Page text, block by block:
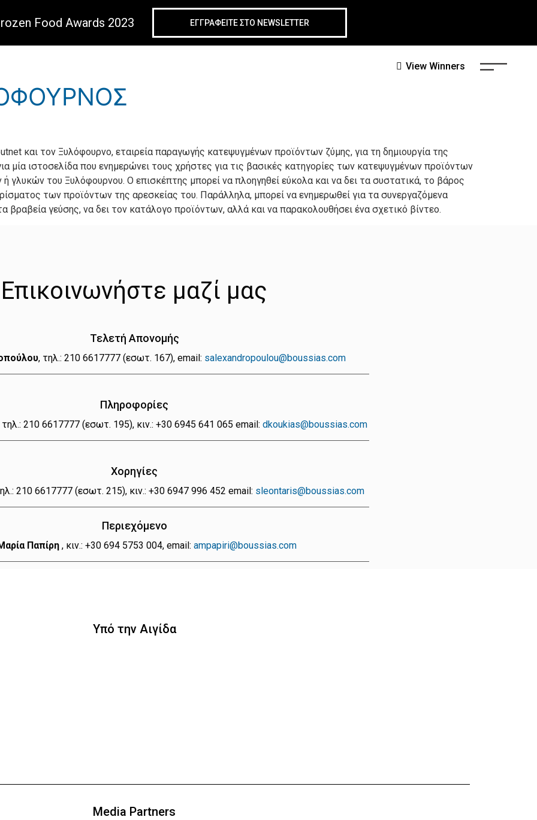
Food Awards 2023 ΕΓΓΡΑΦΕIΤΕ ΣΤΟ NEWSLETTER
View Winners
και τον Ξυλόφουρνο, εταιρεία παραγωγής κατεψυγμένων προϊόντων ζύμης, για τη δημιουργία της
μία ιστοσελίδα που ενημερώνει τους χρήστες για τις βασικές κατηγορίες των κατεψυγμένων προϊόντων
ή γλυκών του Ξυλόφουρνου. Ο επισκέπτης μπορεί να πλοηγηθεί εύκολα και να δει τα συστατικά, το βάρος
των προϊόντων της αρεσκείας του. Παράλληλα, μπορεί να ενημερωθεί για τα συνεργαζόμενα
βραβεία γεύσης, να δει τον κατάλογο προϊόντων, αλλά και να παρακολουθήσει ένα σχετικό βίντεο.
Επικοινωνήστε μαζί μας
Τελετή Απονομής
, τηλ.: 210 6617777 (εσωτ. 167), email: salexandropoulou@boussias.com
Πληροφορίες
τηλ.: 210 6617777 (εσωτ. 195), κιν.: +30 6945 641 065 email: dkoukias@boussias.com
Χορηγίες
210 6617777 (εσωτ. 215), κιν.: +30 6947 996 452 email: sleontaris@boussias.com
Περιεχόμενο
Παπίρη , κιν.: +30 694 5753 004, email: ampapiri@boussias.com
Υπό την Αιγίδα
Media Partners